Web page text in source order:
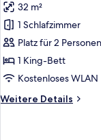
Junior-
Suite,
1 King-
Bett
anzeigen
32 m²
1 Schlafzimmer
Platz für 2 Personen
1 King-Bett
Kostenloses WLAN
Weitere Details
Weitere